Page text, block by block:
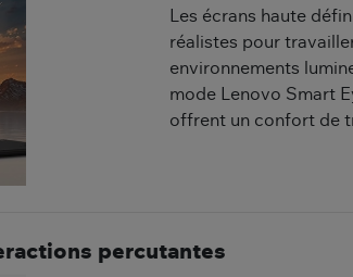
Les écrans haute
réalistes pour
environnements
mode Lenovo Smart
offrent un confort de
percutantes